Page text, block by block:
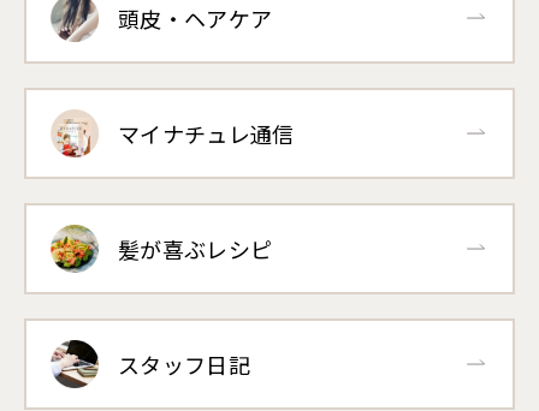
頭皮・ヘアケア
マイナチュレ通信
髪が喜ぶレシピ
スタッフ日記